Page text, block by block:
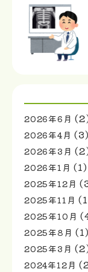
2026年6月
2026年4月 (3)
2026年3月
2026年1月 (1)
2025年12月
2025年11月
2025年10月
2025年8月 (1)
2025年3月
2024年12月